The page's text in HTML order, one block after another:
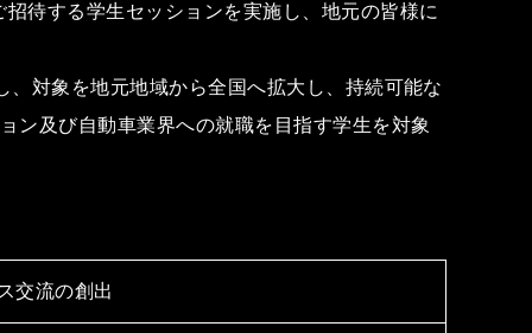
待する学⽣セッションを実施し、地元の皆様に
対象を地元地域から全国へ拡⼤し、持続可能な
ン及び⾃動⾞業界への就職を⽬指す学⽣を対象
交流の創出